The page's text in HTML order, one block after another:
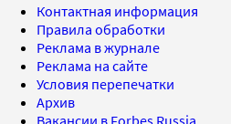
Контактная информация
Правила обработки
Реклама в журнале
Реклама на сайте
Условия перепечатки
Архив
Вакансии в Forbes Russia